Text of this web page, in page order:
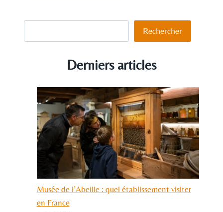
RechercherRechercher
Derniers articles
Musée de l’Abeille : quel établissement visiter
en France